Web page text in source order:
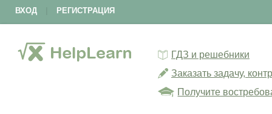
ВХОД РЕГИСТРАЦИЯ
ГДЗ и решебники
Заказать задачу,
Получите